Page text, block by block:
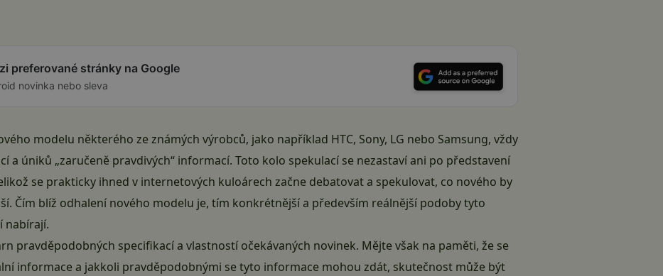
preferované stránky na Google
novinka nebo sleva
modelu některého ze známých výrobců, jako například HTC, Sony, LG nebo Samsung, vždy
a úniků „zaručeně pravdivých“ informací. Toto kolo spekulací se nezastaví ani po představení
se prakticky ihned v internetových kuloárech začne debatovat a spekulovat, co nového by
Čím blíž odhalení nového modelu je, tím konkrétnější a především reálnější podoby tyto
nabírají.
pravděpodobných specifikací a vlastností očekávaných novinek. Mějte však na paměti, že se
informace a jakkoli pravděpodobnými se tyto informace mohou zdát, skutečnost může být